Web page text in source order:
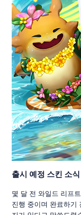
출시 예정 스킨 소식
몇 달 전 와일드 리프
진행 중이며 완료하기